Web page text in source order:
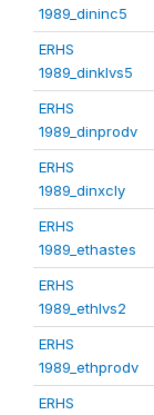
1989_dininc5
ERHS
1989_dinklvs5
ERHS
1989_dinprodv
ERHS
1989_dinxcly
ERHS
1989_ethastes
ERHS
1989_ethlvs2
ERHS
1989_ethprodv
ERHS